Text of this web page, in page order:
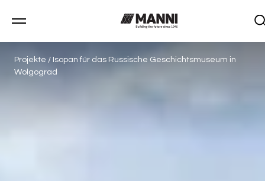
Projekte / Isopan für das Russische Geschichtsmuseum in
Wolgograd